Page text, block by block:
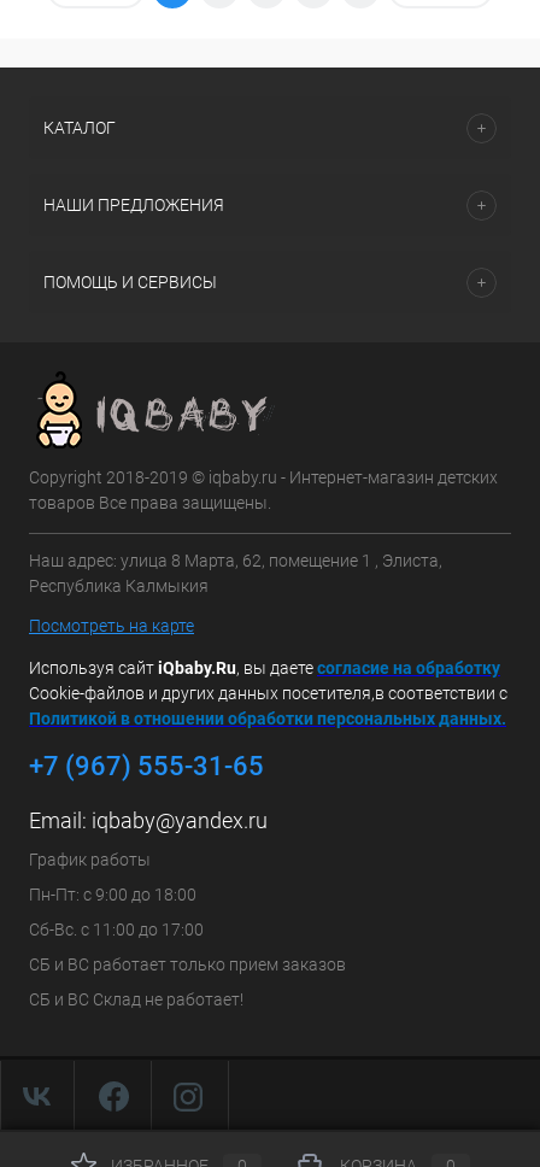
КАТАЛОГ
НАШИ ПРЕДЛОЖЕНИЯ
ПОМОЩЬ И СЕРВИСЫ
Copyright 2018-2019 © iqbaby.ru - Интернет-магазин детских
товаров Все права защищены.
Наш адрес: улица 8 Марта, 62, помещение 1 , Элиста,
Республика Калмыкия
Посмотреть на карте
Используя сайтiQbaby.Ru, вы даетесогласие на обработку
Cookie-файлов и других данных посетителя,в соответствии с
Политикой в отношении обработки персональных данных.
+7 (967) 555-31-65
Email: iqbaby@yandex.ru
График работы
Пн-Пт: с 9:00 до 18:00
Сб-Вс. с 11:00 до 17:00
СБ и ВС работает только прием заказов
СБ и ВС Склад не работает!